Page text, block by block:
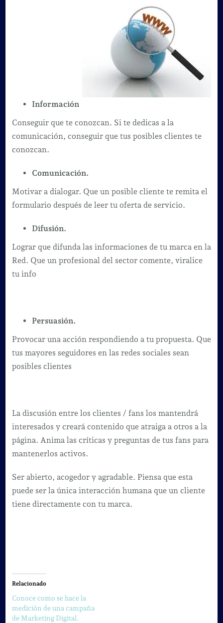
Información
Conseguir que te conozcan. Si te dedicas a la
comunicación, conseguir que tus posibles clientes te
conozcan.
Comunicación.
Motivar a dialogar. Que un posible cliente te remita el
formulario después de leer tu oferta de servicio.
Difusión.
Lograr que difunda las informaciones de tu marca en la
Red. Que un profesional del sector comente, viralice
tu info
Persuasión.
Provocar una acción respondiendo a tu propuesta. Que
tus mayores seguidores en las redes sociales sean
posibles clientes
La discusión entre los clientes / fans los mantendrá
interesados y creará contenido que atraiga a otros a la
página. Anima las críticas y preguntas de tus fans para
mantenerlos activos.
Ser abierto, acogedor y agradable. Piensa que esta
puede ser la única interacción humana que un cliente
tiene directamente con tu marca.
Relacionado
Conoce como se hace la
medición de una campaña
de Marketing Digital.